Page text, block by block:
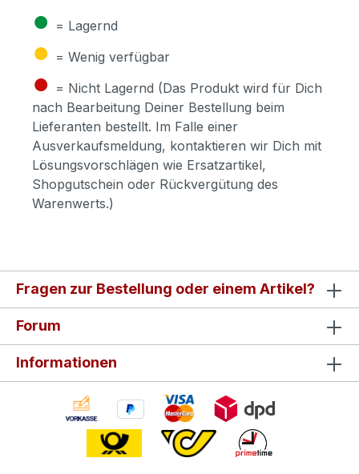
● = Lagernd
● = Wenig verfügbar
● = Nicht Lagernd (Das Produkt wird für Dich
nach Bearbeitung Deiner Bestellung beim
Lieferanten bestellt. Im Falle einer
Ausverkaufsmeldung, kontaktieren wir Dich mit
Lösungsvorschlägen wie Ersatzartikel,
Shopgutschein oder Rückvergütung des
Warenwerts.)
Fragen zur Bestellung oder einem Artikel?
Forum
Informationen